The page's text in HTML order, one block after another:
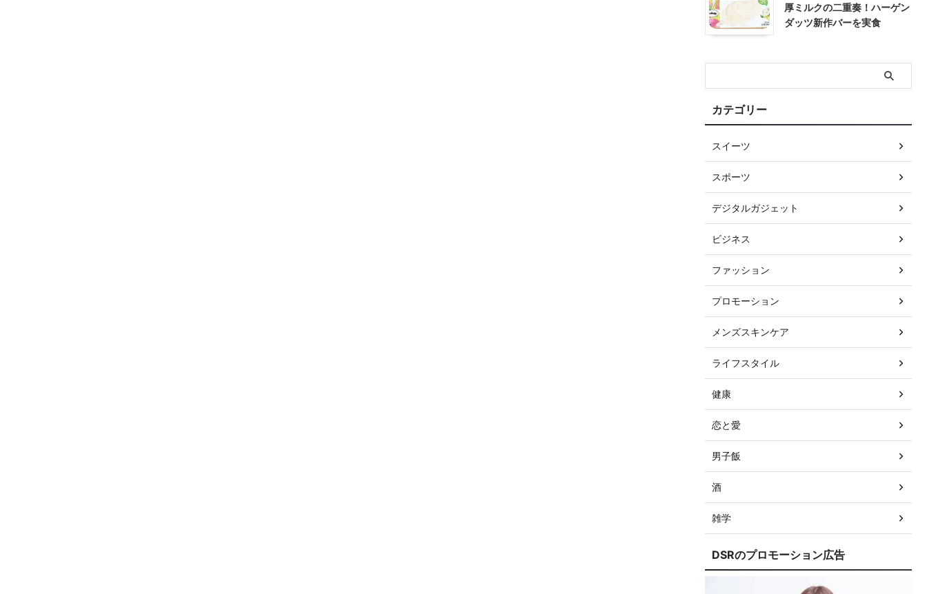
厚ミルクの二重奏！ハーゲン
ダッツ新作バーを実食
カテゴリー
スイーツ
スポーツ
デジタルガジェット
ビジネス
ファッション
プロモーション
メンズスキンケア
ライフスタイル
健康
恋と愛
男子飯
酒
雑学
DSRのプロモーション広告